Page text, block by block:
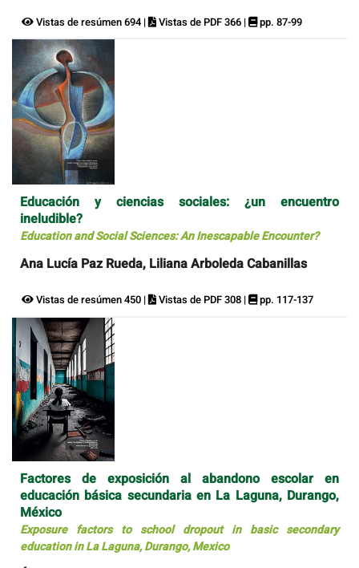
Vistas de resúmen 694 | Vistas de PDF 366 | pp. 87-99
Educación y ciencias sociales: ¿un encuentro
ineludible?
Education and Social Sciences: An Inescapable Encounter?
Ana Lucía Paz Rueda, Liliana Arboleda Cabanillas
Vistas de resúmen 450 | Vistas de PDF 308 | pp. 117-137
Factores de exposición al abandono escolar en
educación básica secundaria en La Laguna, Durango,
México
Exposure factors to school dropout in basic secondary
education in La Laguna, Durango, Mexico